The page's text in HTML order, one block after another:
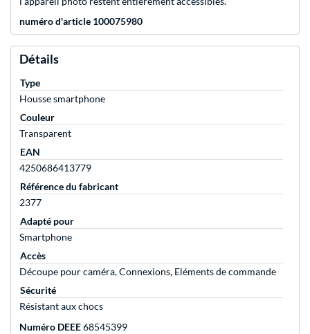
numéro d'article 100075980
Détails
Type
Housse smartphone
Couleur
Transparent
EAN
4250686413779
Référence du fabricant
2377
Adapté pour
Smartphone
Accès
Découpe pour caméra, Connexions, Eléments de commande
Sécurité
Résistant aux chocs
Numéro DEEE68545399